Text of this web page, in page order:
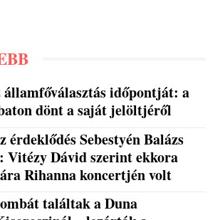
időpontját: a
dönt a saját jelöltjéről
érdeklődés Sebestyén Balázs
Dávid szerint ekkora
Rihanna koncertjén volt
találtak a Duna